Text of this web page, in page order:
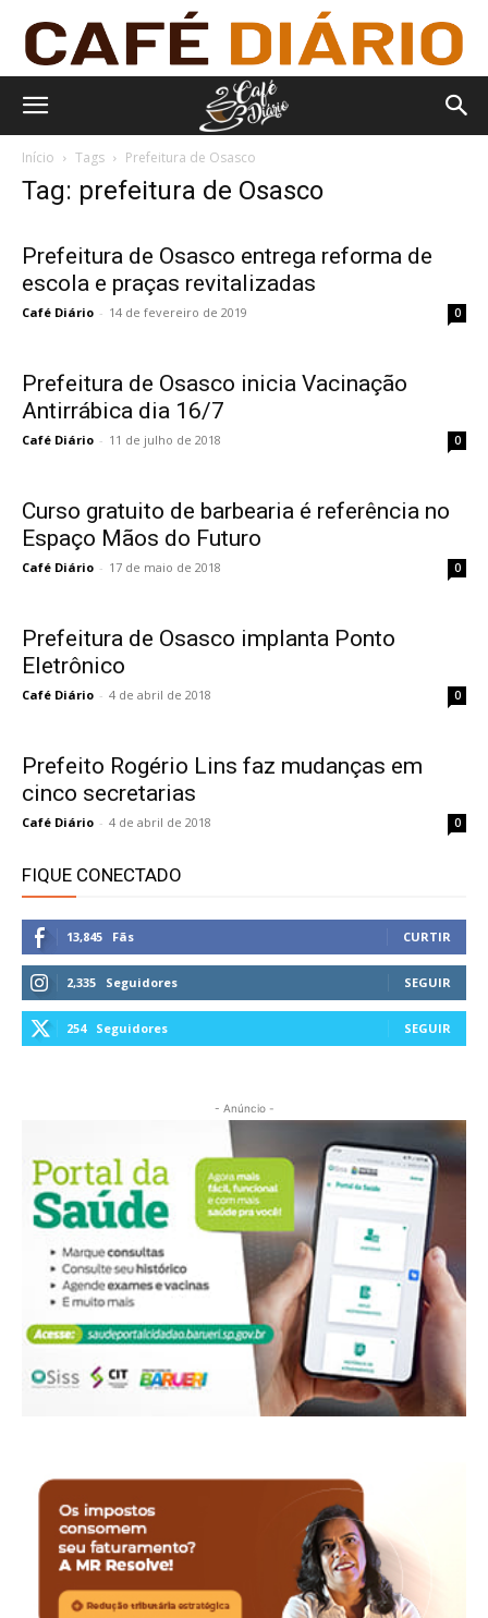
Início Tags Prefeitura de Osasco
Tag: prefeitura de Osasco
Prefeitura de Osasco entrega reforma de
escola e praças revitalizadas
Café Diário - 14 de fevereiro de 2019 0
Prefeitura de Osasco inicia Vacinação
Antirrábica dia 16/7
Café Diário - 11 de julho de 2018 0
Curso gratuito de barbearia é referência no
Espaço Mãos do Futuro
Café Diário - 17 de maio de 2018 0
Prefeitura de Osasco implanta Ponto
Eletrônico
Café Diário - 4 de abril de 2018 0
Prefeito Rogério Lins faz mudanças em
cinco secretarias
Café Diário - 4 de abril de 2018 0
FIQUE CONECTADO
13,845 Fãs CURTIR
2,335 Seguidores SEGUIR
254 Seguidores SEGUIR
- Anúncio -